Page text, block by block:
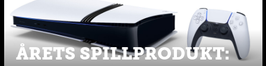
ÅRETS SPILLPRODUKT: